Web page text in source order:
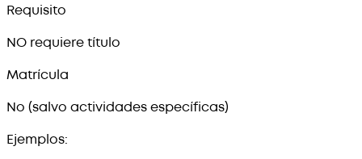
Requisito
NO requiere título
Matrícula
No (salvo actividades específicas)
Ejemplos: